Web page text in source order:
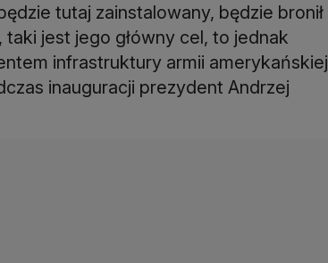
tutaj zainstalowany, będzie bronił
jest jego główny cel, to jednak
infrastruktury armii amerykańskiej
inauguracji prezydent Andrzej